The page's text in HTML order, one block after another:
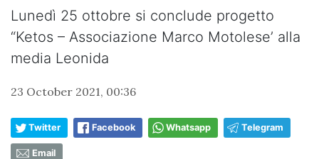
Lunedì 25 ottobre si conclude progetto
“Ketos – Associazione Marco Motolese’ alla
media Leonida
23 October 2021, 00:36
Twitter Facebook Whatsapp Telegram
Email